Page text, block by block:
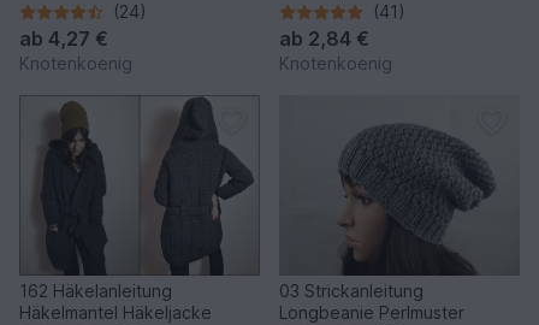
Sommernachtstraum Anna
(24)
ab 4,27 €
Knotenkoenig
(41)
ab 2,84 €
Knotenkoenig
162 Häkelanleitung
Häkelmantel Häkeljacke
03 Strickanleitung
Longbeanie Perlmuster